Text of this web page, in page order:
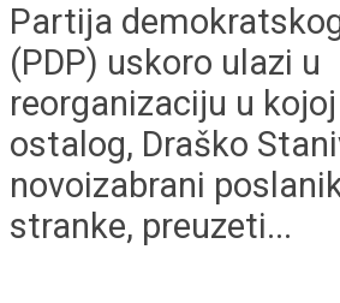
Partija
(PDP) uskoro ulazi u
reorganizaciju u
ostalog, Draško
novoizabrani
stranke, preuzeti...